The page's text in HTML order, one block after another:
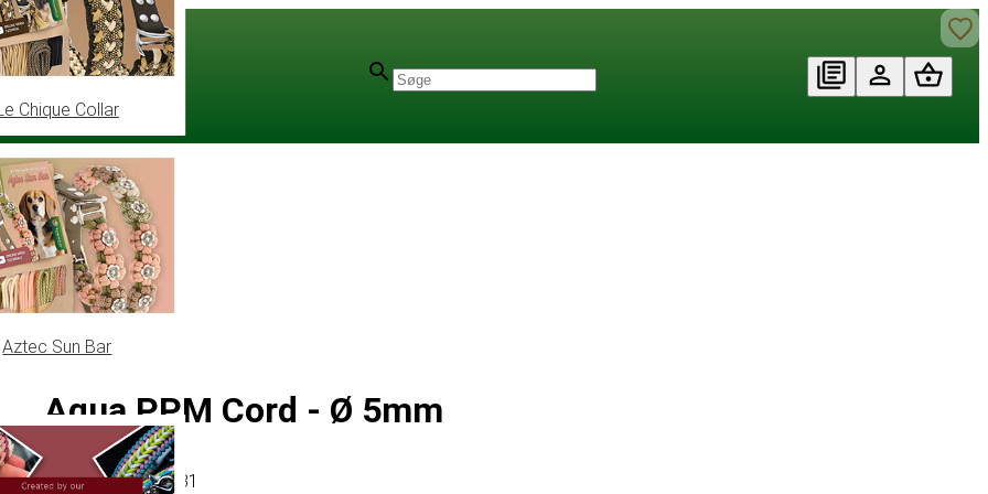
Chique Collar
Aztec Sun Bar
Aqua PPM Cord - Ø 5mm
Artikel# MT013631